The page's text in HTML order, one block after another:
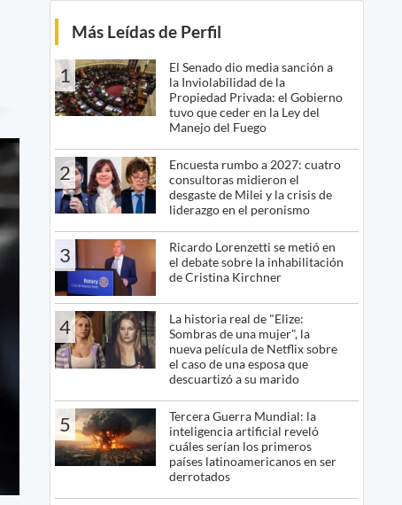
Más Leídas de Perfil
1
El Senado dio media sanción a
la Inviolabilidad de la
Propiedad Privada: el Gobierno
tuvo que ceder en la Ley del
Manejo del Fuego
2
Encuesta rumbo a 2027: cuatro
consultoras midieron el
desgaste de Milei y la crisis de
liderazgo en el peronismo
3
Ricardo Lorenzetti se metió en
el debate sobre la inhabilitación
de Cristina Kirchner
4
La historia real de "Elize:
Sombras de una mujer", la
nueva película de Netflix sobre
el caso de una esposa que
descuartizó a su marido
5
Tercera Guerra Mundial: la
inteligencia artificial reveló
cuáles serían los primeros
países latinoamericanos en ser
derrotados